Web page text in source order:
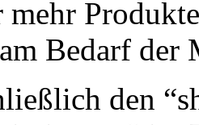
Bedarf der
den